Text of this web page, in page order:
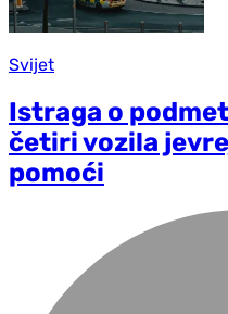
Svijet
Istraga o
četiri vozila
pomoći